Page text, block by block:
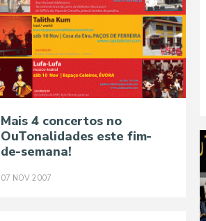
Mais 4 concertos no
OuTonalidades este fim-
de-semana!
07 NOV 2007